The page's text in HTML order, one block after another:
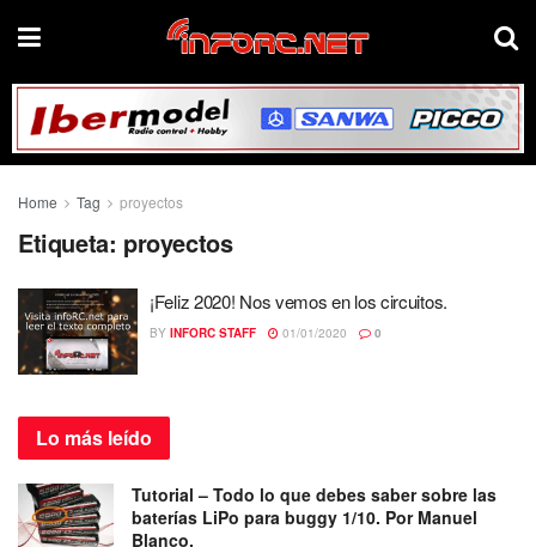
Home Tag proyectos
Etiqueta: proyectos
¡Feliz 2020! Nos vemos en los circuitos.
BY INFORC STAFF 01/01/2020 0
Lo más leído
Tutorial – Todo lo que debes saber sobre las
baterías LiPo para buggy 1/10. Por Manuel
Blanco.